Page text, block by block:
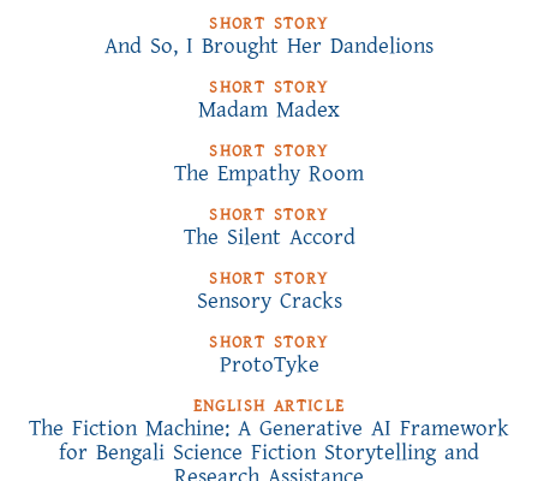
SHORT STORY
And So, I Brought Her Dandelions
SHORT STORY
Madam Madex
SHORT STORY
The Empathy Room
SHORT STORY
The Silent Accord
SHORT STORY
Sensory Cracks
SHORT STORY
ProtoTyke
ENGLISH ARTICLE
The Fiction Machine: A Generative AI Framework
for Bengali Science Fiction Storytelling and